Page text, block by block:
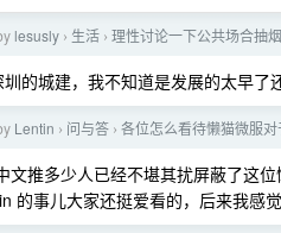
lesusly › 生活 › 理性讨论一下公共场合抽烟
圳的城建，我不知道是发展的太早了
Lentin › 问与答 › 各位怎么看待懒猫微服
文推多少人已经不堪其扰屏蔽了这位
的事儿大家还挺爱看的，后来我感